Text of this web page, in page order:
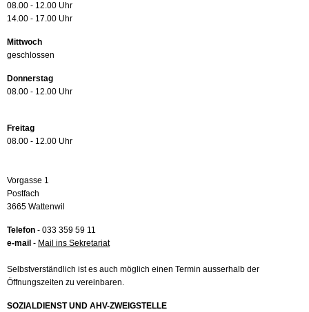
08.00 - 12.00 Uhr
14.00 - 17.00 Uhr
Mittwoch
geschlossen
Donnerstag
08.00 - 12.00 Uhr
Freitag
08.00 - 12.00 Uhr
Vorgasse 1
Postfach
3665 Wattenwil
Telefon - 033 359 59 11
e-mail - Mail ins Sekretariat
Selbstverständlich ist es auch möglich einen Termin ausserhalb der
Öffnungszeiten zu vereinbaren.
SOZIALDIENST UND AHV-ZWEIGSTELLE